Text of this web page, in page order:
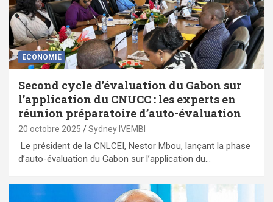
ECONOMIE
Second cycle d’évaluation du Gabon sur
l’application du CNUCC : les experts en
réunion préparatoire d’auto-évaluation
20 octobre 2025 Sydney IVEMBI
Le président de la CNLCEI, Nestor Mbou, lançant la phase
d’auto-évaluation du Gabon sur l’application du…